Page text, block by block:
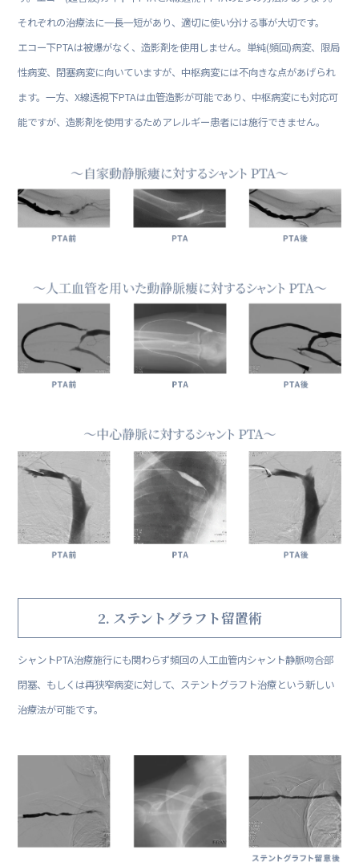
それぞれの治療法に一長一短があり、適切に使い分ける事が大切です。
エコー下PTAは被爆がなく、造影剤を使用しません。単純(頻回)病変、限局
性病変、閉塞病変に向いていますが、中枢病変には不向きな点があげられ
ます。一方、X線透視下PTAは血管造影が可能であり、中枢病変にも対応可
能ですが、造影剤を使用するためアレルギー患者には施行できません。
2. ステントグラフト留置術
シャントPTA治療施行にも関わらず頻回の人工血管内シャント静脈吻合部
閉塞、もしくは再狭窄病変に対して、ステントグラフト治療という新しい
治療法が可能です。